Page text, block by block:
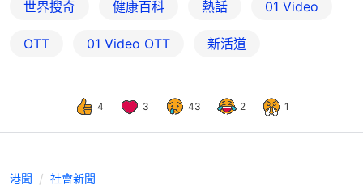
世界搜奇 健康百科 熱話 01 Video
OTT 01‌ ‌Video‌ ‌OTT 新活道
4 3 43 2 1
港聞 社會新聞